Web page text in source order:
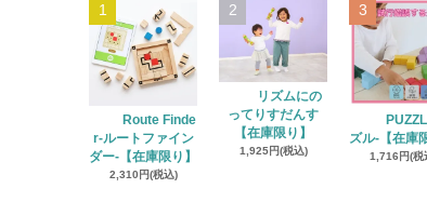
1
Route Finde
r‐ルートファイン
ダー‐【在庫限り】
2,310円(税込)
2
リズムにの
ってりすだんす
【在庫限り】
1,925円(税込)
3
ズル‐【在庫
1,716円(税